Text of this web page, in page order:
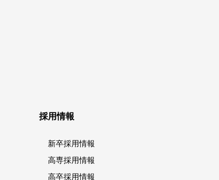
採用情報
新卒採用情報
高専採用情報
高卒採用情報